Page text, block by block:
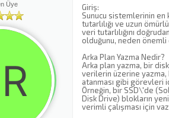
Üye
Giriş:
Sunucu sistemlerinin
tutarlılığı ve uzun
veri tutarlılığını
olduğunu, neden
Arka Plan Yazma Nedir?
Arka plan yazma, bir
verilerin üzerine
atanması gibi görevleri
Örneğin, bir SSD\'de
Disk Drive) blokların
verimli çalışması için